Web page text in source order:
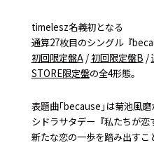
timelesz名義初となる
通算27枚目のシングル『
初回限定盤A/ 初回限定盤B /
STORE限定盤の全4形態。
表題曲｢because｣は菊池風
シドラサタデー『私たちが恋
新たな恋の一歩を踏み出す